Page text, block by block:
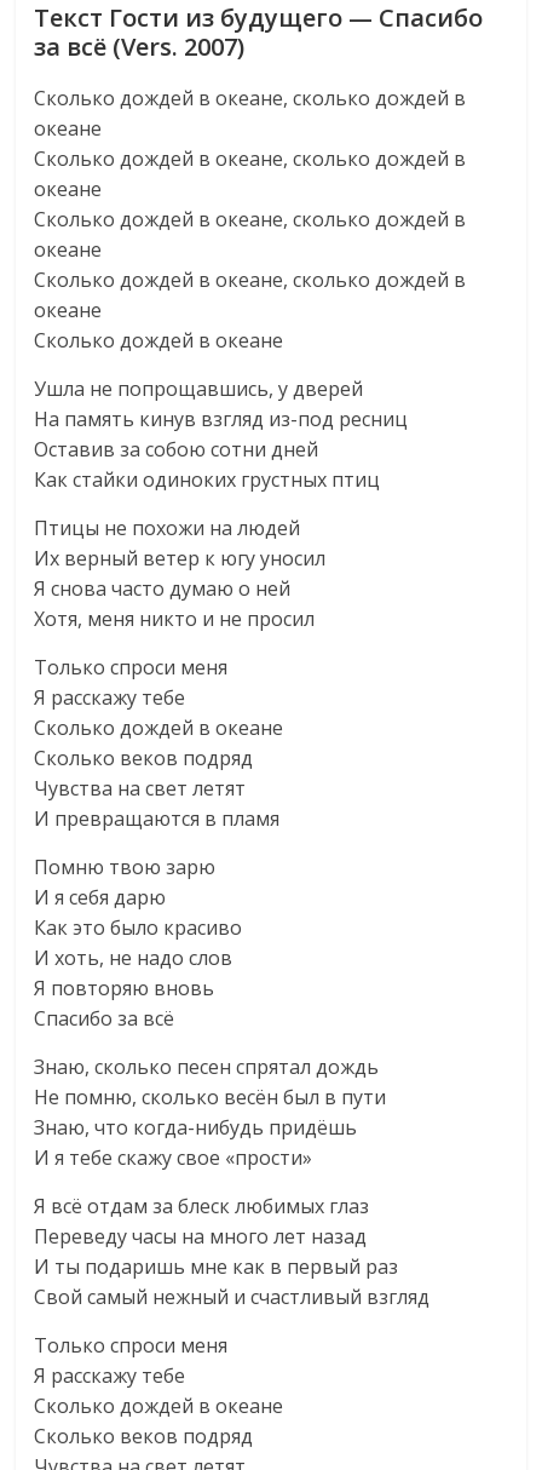
Текст Гости из будущего — Спасибо
за всё (Vers. 2007)
Сколько дождей в океане, сколько дождей в
океане
Сколько дождей в океане, сколько дождей в
океане
Сколько дождей в океане, сколько дождей в
океане
Сколько дождей в океане, сколько дождей в
океане
Сколько дождей в океане
Ушла не попрощавшись, у дверей
На память кинув взгляд из-под ресниц
Оставив за собою сотни дней
Как стайки одиноких грустных птиц
Птицы не похожи на людей
Их верный ветер к югу уносил
Я снова часто думаю о ней
Хотя, меня никто и не просил
Только спроси меня
Я расскажу тебе
Сколько дождей в океане
Сколько веков подряд
Чувства на свет летят
И превращаются в пламя
Помню твою зарю
И я себя дарю
Как это было красиво
И хоть, не надо слов
Я повторяю вновь
Спасибо за всё
Знаю, сколько песен спрятал дождь
Не помню, сколько весён был в пути
Знаю, что когда-нибудь придёшь
И я тебе скажу свое «прости»
Я всё отдам за блеск любимых глаз
Переведу часы на много лет назад
И ты подаришь мне как в первый раз
Свой самый нежный и счастливый взгляд
Только спроси меня
Я расскажу тебе
Сколько дождей в океане
Сколько веков подряд